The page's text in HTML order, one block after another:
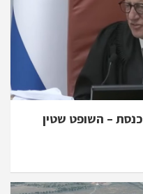
– השופט שטין